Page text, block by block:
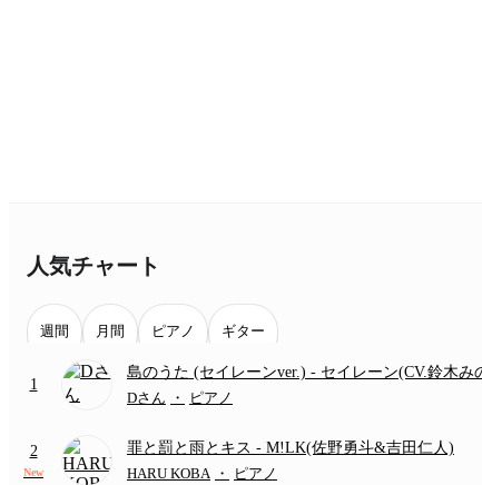
人気チャート
週間 月間 ピアノ ギター
1
島のうた (セイレーンver.) - セイレーン(CV.鈴木み
(難易度:★★★★☆/歌詞・コード・ペダル付き/『映
Dさん ・ ピアノ
2
New
罪と罰と雨とキス - M!LK(佐野勇斗&吉田仁人)
HARU KOBA
・ ピアノ